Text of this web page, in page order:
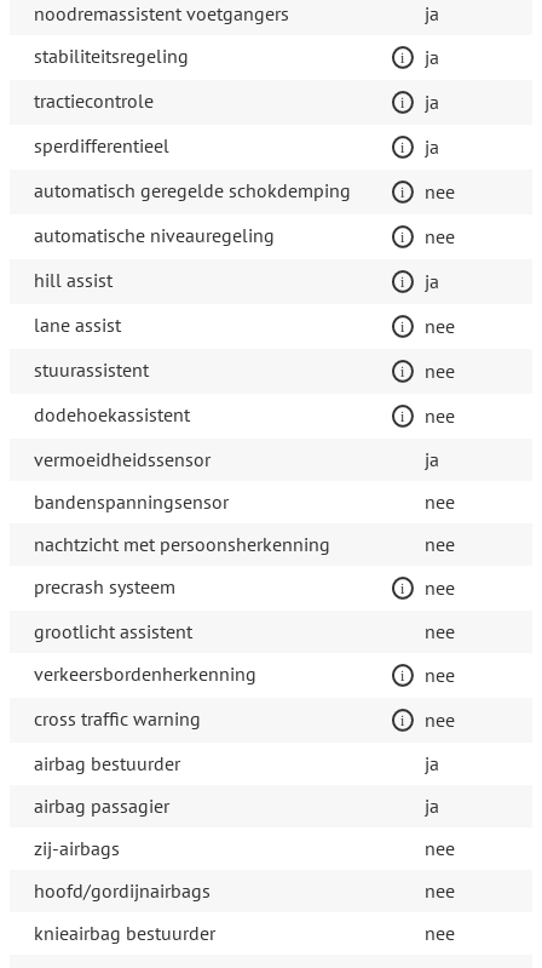
noodremassistent voetgangers
ja
stabiliteitsregeling
ja
tractiecontrole
ja
sperdifferentieel
ja
automatisch geregelde schokdemping
nee
automatische niveauregeling
nee
hill assist
ja
lane assist
nee
stuurassistent
nee
dodehoekassistent
nee
vermoeidheidssensor
ja
bandenspanningsensor
nee
nachtzicht met persoonsherkenning
nee
precrash systeem
nee
grootlicht assistent
nee
verkeersbordenherkenning
nee
cross traffic warning
nee
airbag bestuurder
ja
airbag passagier
ja
zij-airbags
nee
hoofd/gordijnairbags
nee
knieairbag bestuurder
nee